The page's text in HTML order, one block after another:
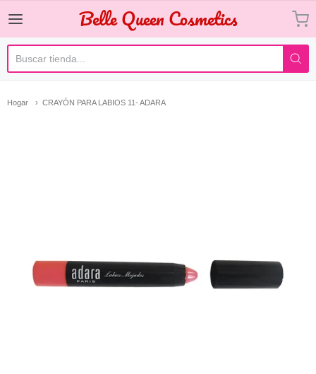
Belle Queen Cosmetics
Belle Queen Cosmetics
Hogar CRAYÓN PARA LABIOS 11- ADARA